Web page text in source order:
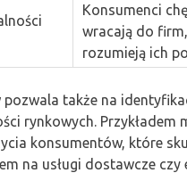
Konsumenci
wracają do
rozumieją ich
także na
rynkowych. Przykładem
konsumentów, które
na usługi dostawcze czy